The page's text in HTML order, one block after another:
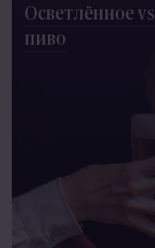
Осветлённое
пиво